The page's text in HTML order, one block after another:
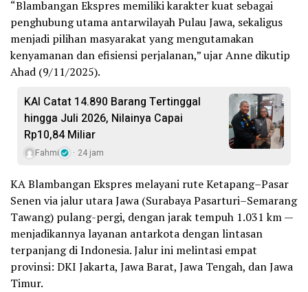
“Blambangan Ekspres memiliki karakter kuat sebagai
penghubung utama antarwilayah Pulau Jawa, sekaligus
menjadi pilihan masyarakat yang mengutamakan
kenyamanan dan efisiensi perjalanan,” ujar Anne dikutip
Ahad (9/11/2025).
KAI Catat 14.890 Barang Tertinggal
hingga Juli 2026, Nilainya Capai
Rp10,84 Miliar
Fahmi 24 jam
KA Blambangan Ekspres melayani rute Ketapang–Pasar
Senen via jalur utara Jawa (Surabaya Pasarturi–Semarang
Tawang) pulang-pergi, dengan jarak tempuh 1.031 km —
menjadikannya layanan antarkota dengan lintasan
terpanjang di Indonesia. Jalur ini melintasi empat
provinsi: DKI Jakarta, Jawa Barat, Jawa Tengah, dan Jawa
Timur.